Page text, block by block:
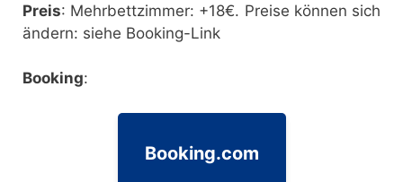
Preis: Mehrbettzimmer: +18€. Preise können sich
ändern: siehe Booking-Link
Booking:
Booking.com